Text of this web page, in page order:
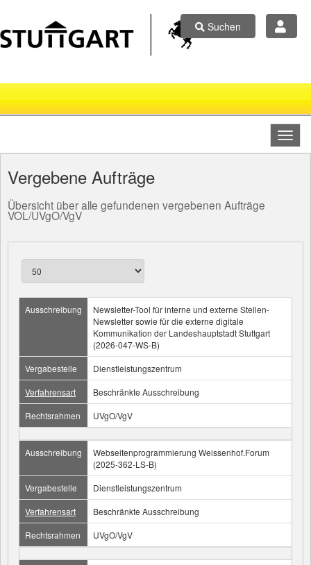
Suchen
Vergebene Aufträge
Übersicht über alle gefundenen vergebenen Aufträge
VOL/UVgO/VgV
Ausschreibung
Newsletter-Tool für interne und externe Stellen-
Newsletter sowie für die externe digitale
Kommunikation der Landeshauptstadt Stuttgart
(2026-047-WS-B)
Vergabestelle
Dienstleistungszentrum
Verfahrensart
Beschränkte Ausschreibung
Rechtsrahmen
UVgO/VgV
Ausschreibung
Webseitenprogrammierung Weissenhof.Forum
(2025-362-LS-B)
Vergabestelle
Dienstleistungszentrum
Verfahrensart
Beschränkte Ausschreibung
Rechtsrahmen
UVgO/VgV